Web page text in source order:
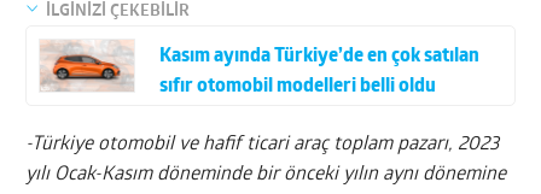
İLGİNİZİ ÇEKEBİLİR
Kasım ayında Türkiye’de en çok satılan
sıfır otomobil modelleri belli oldu
-Türkiye otomobil ve hafif ticari araç toplam pazarı, 2023
yılı Ocak-Kasım döneminde bir önceki yılın aynı dönemine